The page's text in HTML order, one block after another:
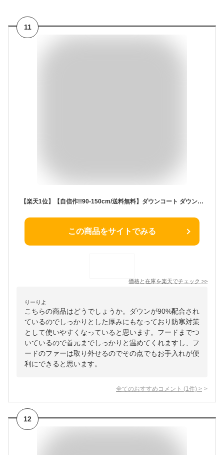
11
【楽天1位】【自信作!!90-150cm/送料無料】ダウンコート ダウン 子供 ダウンジャケット キッズ ダウンコート キッズダウンコート 男の子 女の子 アウター ジャンパー 中綿 コート 防寒 防風 撥水 ジッパー フード付き ジュニア おしゃれ ダウン90％ 120 130 140 150
この商品をサイトでみる
価格と在庫を楽天でチェック >>
りーりよ
こちらの商品はどうでしょうか。ダウンが90%配合され
ているのでしっかりとした厚みにもなっており防寒対策
として使いやすくなっていると思います。フードまでつ
いているので首元までしっかりと温めてくれますし、フ
ードのファーは取り外せるのでその点でもお手入れが便
利にできると思います。
全てのおすすめコメント (1 件) >
12